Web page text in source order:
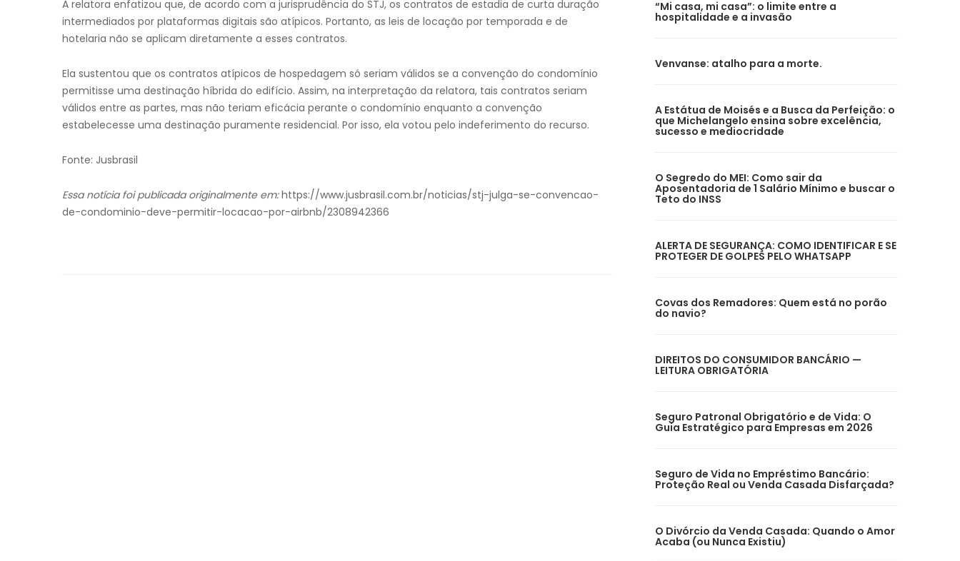
A relatora enfatizou que, de acordo com a jurisprudência do STJ, os contratos de estadia de curta duração
intermediados por plataformas digitais são atípicos. Portanto, as leis de locação por temporada e de
hotelaria não se aplicam diretamente a esses contratos.
Ela sustentou que os contratos atípicos de hospedagem só seriam válidos se a convenção do condomínio
permitisse uma destinação híbrida do edifício. Assim, na interpretação da relatora, tais contratos seriam
válidos entre as partes, mas não teriam eficácia perante o condomínio enquanto a convenção
estabelecesse uma destinação puramente residencial. Por isso, ela votou pelo indeferimento do recurso.
Fonte: Jusbrasil
Essa notícia foi publicada originalmente em:https://www.jusbrasil.com.br/noticias/stj-julga-se-convencao-
de-condominio-deve-permitir-locacao-por-airbnb/2308942366
“Mi casa, mi casa”: o limite entre a
hospitalidade e a invasão
Venvanse: atalho para a morte.
A Estátua de Moisés e a Busca da Perfeição: o
que Michelangelo ensina sobre excelência,
sucesso e mediocridade
O Segredo do MEI: Como sair da
Aposentadoria de 1 Salário Mínimo e buscar o
Teto do INSS
ALERTA DE SEGURANÇA: COMO IDENTIFICAR E SE
PROTEGER DE GOLPES PELO WHATSAPP
Covas dos Remadores: Quem está no porão
do navio?
DIREITOS DO CONSUMIDOR BANCÁRIO —
LEITURA OBRIGATÓRIA
Seguro Patronal Obrigatório e de Vida: O
Guia Estratégico para Empresas em 2026
Seguro de Vida no Empréstimo Bancário:
Proteção Real ou Venda Casada Disfarçada?
O Divórcio da Venda Casada: Quando o Amor
Acaba (ou Nunca Existiu)